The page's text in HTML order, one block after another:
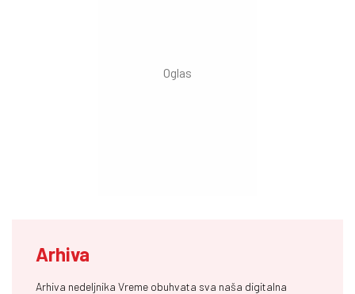
Arhiva
Arhiva nedeljnika Vreme obuhvata sva naša digitalna